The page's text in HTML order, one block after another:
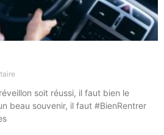
soit réussi, il faut bien le
beau souvenir, il faut #BienRentrer